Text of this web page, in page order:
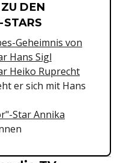
&DEN
Geheimnis von
Hans Sigl
Heiko Ruprecht
er sich mit Hans
Star Annika